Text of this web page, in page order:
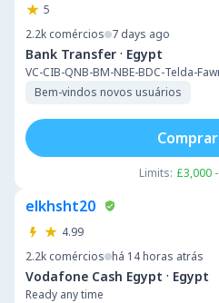
5
2.2k comércios 7 days ago
Bank Transfer · Egypt
VC-CIB-QNB-BM-NBE-BDC-Telda-
Bem-vindos novos usuários
Limits: £3,000
Comprar
elkhsht20
4.99
2.2k comércios há 14 horas atrás
Vodafone Cash Egypt · Egypt
Ready any time